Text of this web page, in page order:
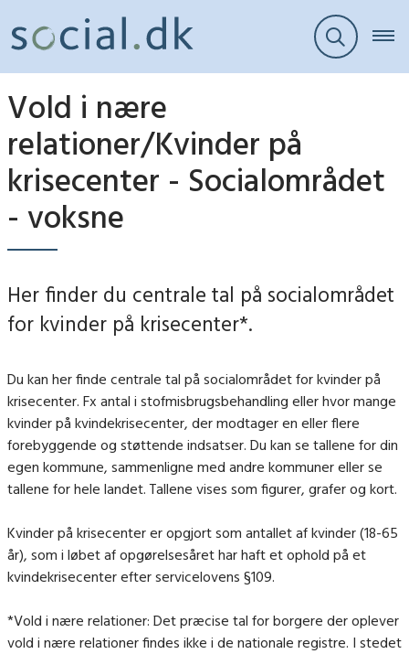
Vold i nære
relationer/Kvinder på
krisecenter - Socialområdet
- voksne
Her finder du centrale tal på socialområdet
for kvinder på krisecenter*.
Du kan her finde centrale tal på socialområdet for kvinder på
krisecenter. Fx antal i stofmisbrugsbehandling eller hvor mange
kvinder på kvindekrisecenter, der modtager en eller flere
forebyggende og støttende indsatser. Du kan se tallene for din
egen kommune, sammenligne med andre kommuner eller se
tallene for hele landet. Tallene vises som figurer, grafer og kort.
Kvinder på krisecenter er opgjort som antallet af kvinder (18-65
år), som i løbet af opgørelsesåret har haft et ophold på et
kvindekrisecenter efter servicelovens §109.
*Vold i nære relationer: Det præcise tal for borgere der oplever
vold i nære relationer findes ikke i de nationale registre. I stedet